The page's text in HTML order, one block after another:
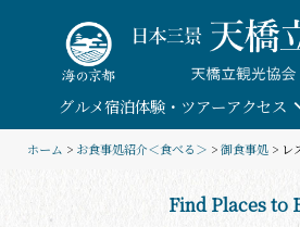
content
グルメ宿泊体験・ツアーアクセス
ホーム > お食事処紹介＜食べる＞ >御食事処 > レ
Find Places to